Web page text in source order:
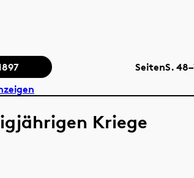
SeitenS.
Kriege